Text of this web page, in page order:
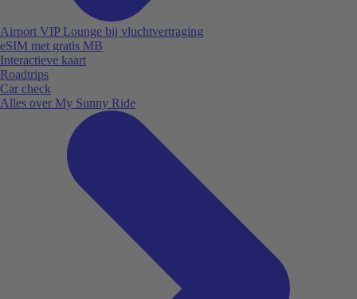
Airport VIP Lounge bij vluchtvertraging
eSIM met gratis MB
Interactieve kaart
Roadtrips
Car check
Alles over My Sunny Ride